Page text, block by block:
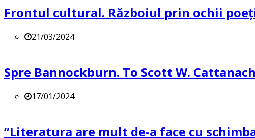
Frontul cultural. Războiul prin ochii
21/03/2024
Spre Bannockburn. To Scott W.
17/01/2024
”Literatura are mult de-a face cu